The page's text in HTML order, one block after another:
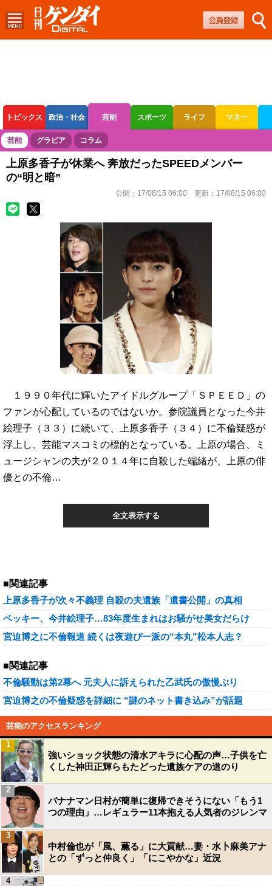
トピックス 政治・社会 芸能 スポーツ ライフ マネー
ボートレース 競輪 オートレース
芸能 グラビア コラム
上原多香子が休業へ 奔放だったSPEEDメンバー
の“明と暗”
公開： 17/08/15 06:00 更新： 17/08/15 06:00
１９９０年代に輝いたアイドルグループ「ＳＰＥＥＤ」の
ファンが心配しているのではないか。参院議員となった今井
絵理子（３３）に続いて、上原多香子（３４）に不倫疑惑が
浮上し、芸能マスコミの標的となっている。上原の場合、ミ
ュージシャンの夫が２０１４年に自殺した端緒が、上原の俳
優との不倫…
全文表示する
■関連記事
上原多香子が次々不義理 自殺の夫遺族「遺書公開」の真相
ベッキー、今井絵理子…83年度生まれはお騒がせ美女だらけ
宮迫博之に不倫報道 続くは夜遊び一派の“本丸”松本人志？
■関連記事
不倫騒動は第2幕へ 元夫人に訴えられた乙武氏の傲慢ぶり
宮迫博之の不倫疑惑を詳細に “謎のネット書き込み”が話題
芸能のアクセスランキング
強いショック状態の清水アキラに心配の声…子供を亡
くした神田正輝らもたどった遺族ケアの道のり
1
バナナマン日村が簡単に復帰できそうにない「もう1
つの理由」…レギュラー11本抱える人気者のジレンマ
2
中村倫也が「風、薫る」に大貢献…妻・水卜麻美アナ
との「ずっと仲良く」「にこやかな」近況
3
4